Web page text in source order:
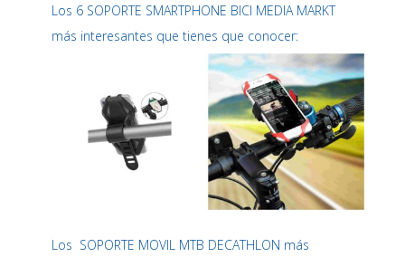
Los 6 SOPORTE SMARTPHONE BICI MEDIA MARKT
más interesantes que tienes que conocer:
Los SOPORTE MOVIL MTB DECATHLON más